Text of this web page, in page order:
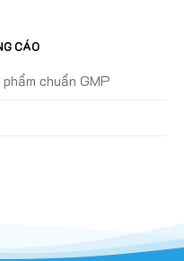
CÁO
chuẩn GMP